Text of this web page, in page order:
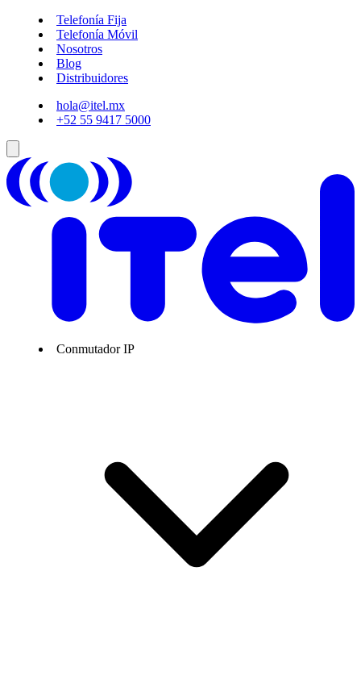
Telefonía Fija
Telefonía Móvil
Nosotros
Blog
Distribuidores
hola@itel.mx
+52 55 9417 5000
Conmutador IP